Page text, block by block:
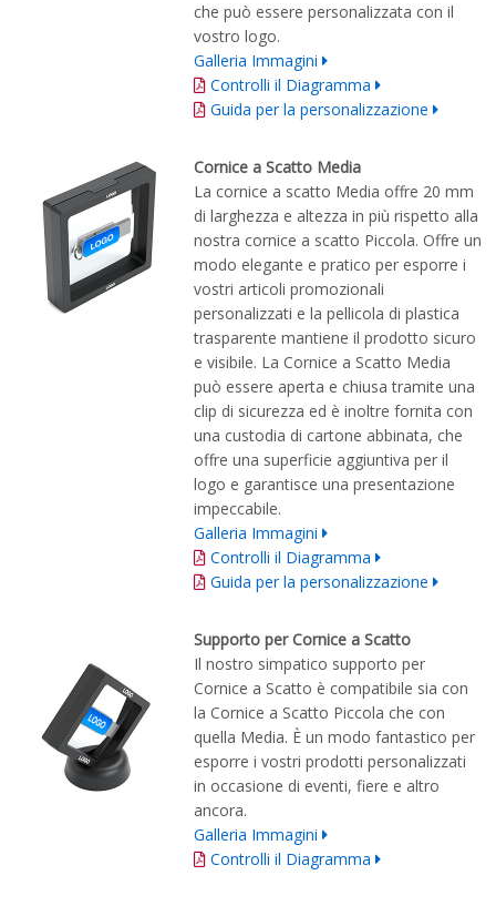
che può essere personalizzata con il
vostro logo.
Galleria Immagini
Controlli il Diagramma
Guida per la personalizzazione
Cornice a Scatto Media
La cornice a scatto Media offre 20 mm
di larghezza e altezza in più rispetto alla
nostra cornice a scatto Piccola. Offre un
modo elegante e pratico per esporre i
vostri articoli promozionali
personalizzati e la pellicola di plastica
trasparente mantiene il prodotto sicuro
e visibile. La Cornice a Scatto Media
può essere aperta e chiusa tramite una
clip di sicurezza ed è inoltre fornita con
una custodia di cartone abbinata, che
offre una superficie aggiuntiva per il
logo e garantisce una presentazione
impeccabile.
Galleria Immagini
Controlli il Diagramma
Guida per la personalizzazione
Supporto per Cornice a Scatto
Il nostro simpatico supporto per
Cornice a Scatto è compatibile sia con
la Cornice a Scatto Piccola che con
quella Media. È un modo fantastico per
esporre i vostri prodotti personalizzati
in occasione di eventi, fiere e altro
ancora.
Galleria Immagini
Controlli il Diagramma